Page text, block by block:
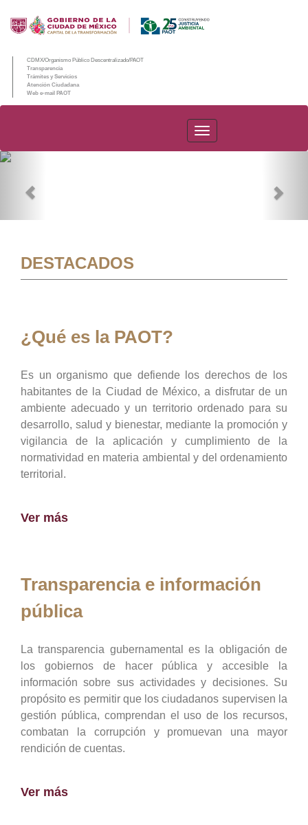
CDMX/Organismo Público Descentralizado/PAOT
Transparencia
Trámites y Servicios
Atención Ciudadana
Web e-mail PAOT
PAOT
DESTACADOS
¿Qué es la PAOT?
Es un organismo que defiende los derechos de los
habitantes de la Ciudad de México, a disfrutar de un
ambiente adecuado y un territorio ordenado para su
desarrollo, salud y bienestar, mediante la promoción y
vigilancia de la aplicación y cumplimiento de la
normatividad en materia ambiental y del ordenamiento
territorial.
Ver más
Transparencia e información
pública
La transparencia gubernamental es la obligación de
los gobiernos de hacer pública y accesible la
información sobre sus actividades y decisiones. Su
propósito es permitir que los ciudadanos supervisen la
gestión pública, comprendan el uso de los recursos,
combatan la corrupción y promuevan una mayor
rendición de cuentas.
Ver más